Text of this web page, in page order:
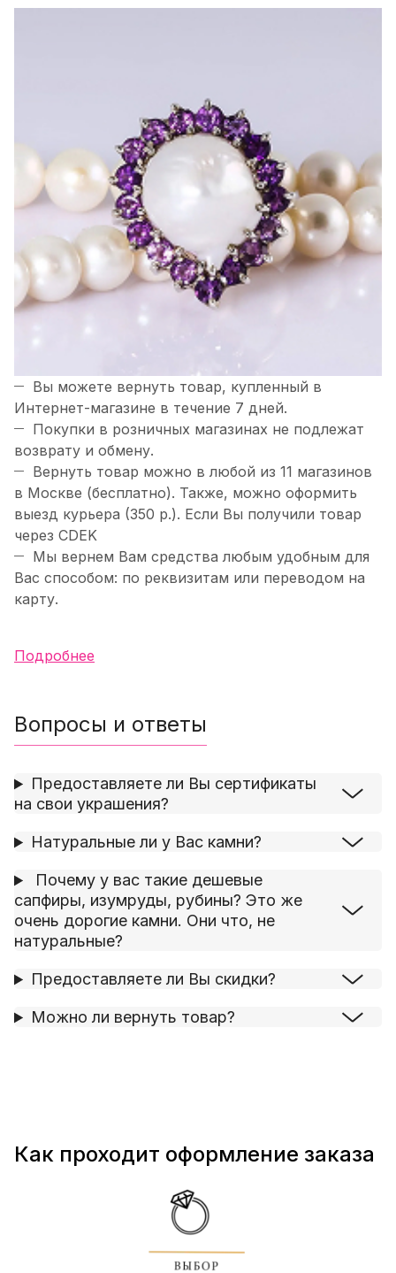
Вы можете вернуть товар, купленный в
Интернет-магазине в течение 7 дней.
Покупки в розничных магазинах не подлежат
возврату и обмену.
Вернуть товар можно в любой из 11 магазинов
в Москве (бесплатно). Также, можно оформить
выезд курьера (350 р.). Если Вы получили товар
через CDEK
Мы вернем Вам средства любым удобным для
Вас способом: по реквизитам или переводом на
карту.
Подробнее
Вопросы и ответы
Предоставляете ли Вы сертификаты
на свои украшения?
Натуральные ли у Вас камни?
Почему у вас такие дешевые
сапфиры, изумруды, рубины? Это же
очень дорогие камни. Они что, не
натуральные?
Предоставляете ли Вы скидки?
Можно ли вернуть товар?
Как проходит оформление заказа